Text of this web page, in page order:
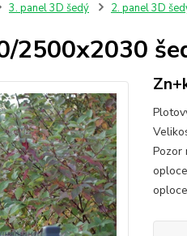
3. panel 3D šedý 2. panel 3D
2500x2030
Pozor